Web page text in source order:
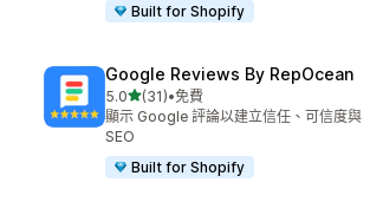
Built for Shopify
Google Reviews By RepOcean
5.0滿分 5 顆星
(31)
共有 31 則評價
•免費
顯示 Google 評論以建立信任、可信度與
SEO
Built for Shopify